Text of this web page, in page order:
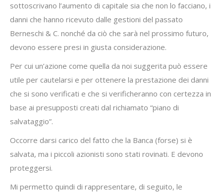
sottoscrivano l’aumento di capitale sia che non lo facciano, i
danni che hanno ricevuto dalle gestioni del passato
Berneschi & C. nonché da ciò che sarà nel prossimo futuro,
devono essere presi in giusta considerazione.
Per cui un’azione come quella da noi suggerita può essere
utile per cautelarsi e per ottenere la prestazione dei danni
che si sono verificati e che si verificheranno con certezza in
base ai presupposti creati dal richiamato “piano di
salvataggio”.
Occorre darsi carico del fatto che la Banca (forse) si è
salvata, ma i piccoli azionisti sono stati rovinati. E devono
proteggersi.
Mi permetto quindi di rappresentare, di seguito, le